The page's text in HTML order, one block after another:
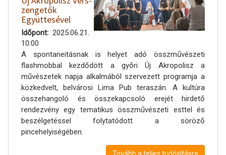
zengetők
Együttesével
Időpont
2025.06.21.
10:00
A spontaneitásnak is helyet adó összművészeti
flashmobbal kezdődött a győri Új Akropolisz a
művészetek napja alkalmából szervezett programja a
közkedvelt, belvárosi Lima Pub teraszán. A kultúra
összehangoló és összekapcsoló erejét hirdető
rendezvény egy tematikus összművészeti esttel és
beszélgetéssel folytatódott a söröző
pincehelyiségében.